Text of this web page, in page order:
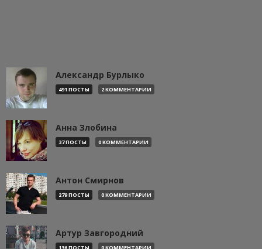
Александр Бурлыко
491 ПОСТЫ 2 КОММЕНТАРИИ
Анна Злобина
37 ПОСТЫ 0 КОММЕНТАРИИ
Антон Смирнов
279 ПОСТЫ 0 КОММЕНТАРИИ
Артур Завгородний
136 ПОСТЫ 0 КОММЕНТАРИИ